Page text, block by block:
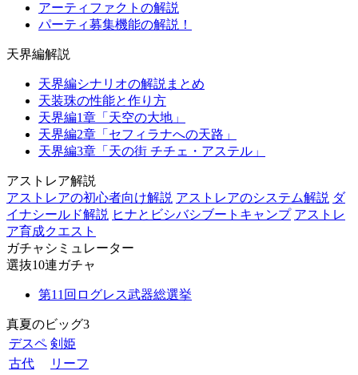
アーティファクトの解説
パーティ募集機能の解説！
天界編解説
天界編シナリオの解説まとめ
天装珠の性能と作り方
天界編1章「天空の大地」
天界編2章「セフィラナへの天路」
天界編3章「天の街 チチェ・アステル」
アストレア解説
アストレアの初心者向け解説 アストレアのシステム解説 ダ
イナシールド解説 ヒナとビシバシブートキャンプ アストレ
ア育成クエスト
ガチャシミュレーター
選抜10連ガチャ
第11回ログレス武器総選挙
真夏のビッグ3
デスペ 剣姫
古代
リーフ